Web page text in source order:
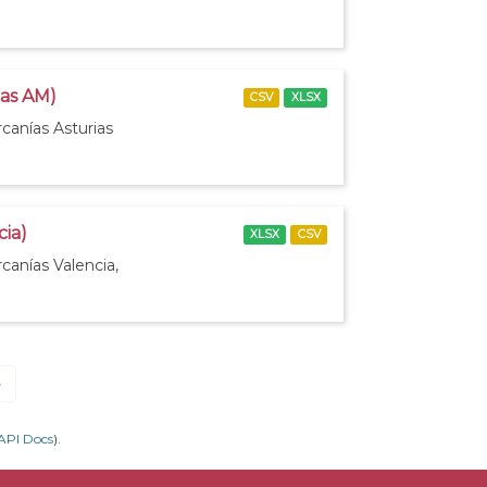
AM)
Asturias
CSV XLSX
Valencia,
XLSX CSV
Docs).